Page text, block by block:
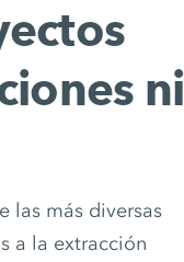
ni
las más diversas
a la extracción